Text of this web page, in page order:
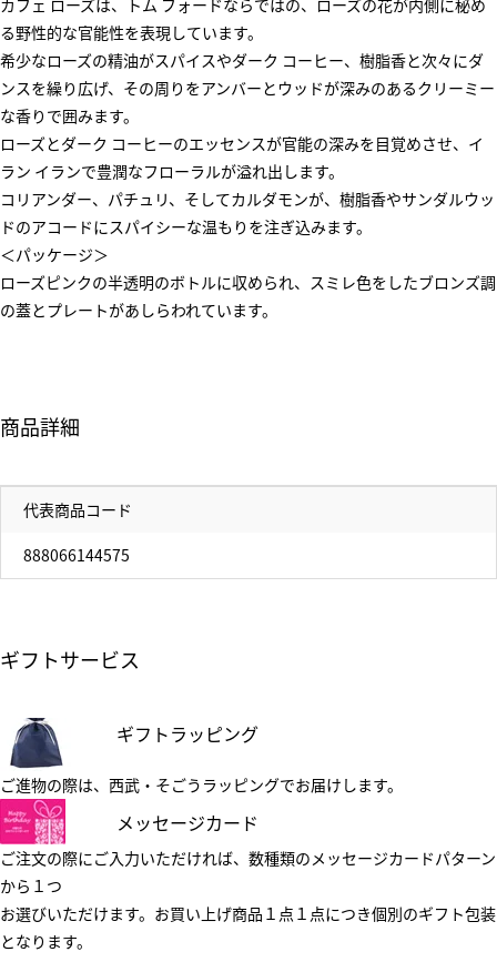
カフェ ローズは、トム フォードならではの、ローズの花が内側に秘め
る野性的な官能性を表現しています。
希少なローズの精油がスパイスやダーク コーヒー、樹脂香と次々にダ
ンスを繰り広げ、その周りをアンバーとウッドが深みのあるクリーミー
な香りで囲みます。
ローズとダーク コーヒーのエッセンスが官能の深みを目覚めさせ、イ
ラン イランで豊潤なフローラルが溢れ出します。
コリアンダー、パチュリ、そしてカルダモンが、樹脂香やサンダルウッ
ドのアコードにスパイシーな温もりを注ぎ込みます。
＜パッケージ＞
ローズピンクの半透明のボトルに収められ、スミレ色をしたブロンズ調
の蓋とプレートがあしらわれています。
商品詳細
代表商品コード
888066144575
ギフトサービス
ギフトラッピング
ご進物の際は、西武・そごうラッピングでお届けします。
メッセージカード
ご注文の際にご入力いただければ、数種類のメッセージカードパターン
から１つ
お選びいただけます。お買い上げ商品１点１点につき個別のギフト包装
となります。